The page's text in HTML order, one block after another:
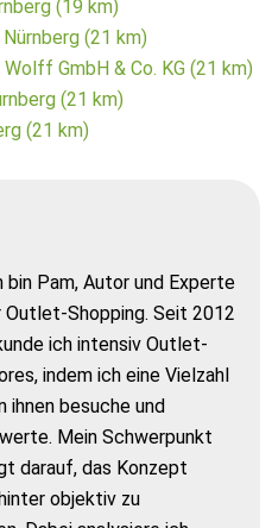
(19 km)
(21 km)
GmbH & Co. KG (21 km)
(21 km)
(21 km)
bin Pam, Autor und Experte
Outlet-Shopping. Seit 2012
ich intensiv Outlet-
indem ich eine Vielzahl
ihnen besuche und
Mein Schwerpunkt
darauf, das Konzept
objektiv zu